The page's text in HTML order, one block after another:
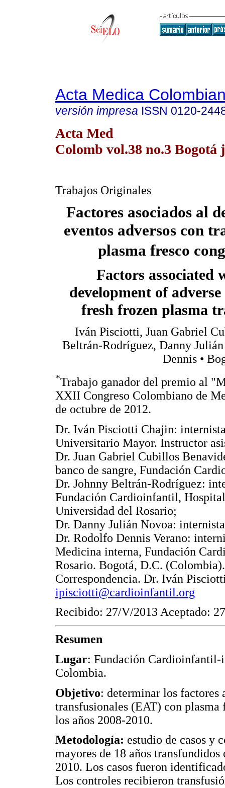
Acta Medica
versión impresa ISSN 0120-
Acta Med
Colomb vol.38 no.3 Bogotá
Trabajos Originales
Factores asociados al
eventos adversos con
plasma fresco
Factors associated
development of
fresh frozen plasma
Iván Pisciotti, Juan Gabriel
Beltrán-Rodríguez, Danny
Dennis •
*Trabajo ganador del premio al
XXII Congreso Colombiano de
de octubre de 2012.
Dr. Iván Pisciotti Chajin:
Universitario Mayor. Instructor
Dr. Juan Gabriel Cubillos
banco de sangre, Fundación
Dr. Johnny Beltrán-Rodríguez:
Fundación Cardioinfantil,
Universidad del Rosario;
Dr. Danny Julián Novoa:
Dr. Rodolfo Dennis Verano:
Medicina interna, Fundación
Rosario. Bogotá, D.C. (Colombia).
Correspondencia. Dr. Iván
ipisciotti@cardioinfantil.org
Recibido: 27/V/2013 Aceptado:
Resumen
Lugar: Fundación
Colombia.
Objetivo: determinar los factores
transfusionales (EAT) con
los años 2008-2010.
Metodología: estudio de casos y
mayores de 18 años
2010. Los casos fueron
Los controles recibieron